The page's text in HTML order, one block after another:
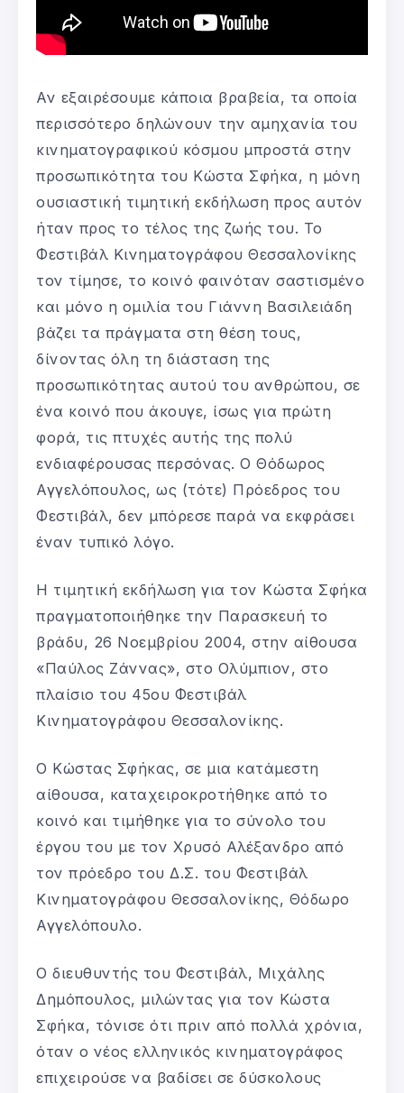
Αν εξαιρέσουμε κάποια βραβεία, τα οποία
περισσότερο δηλώνουν την αμηχανία του
κινηματογραφικού κόσμου μπροστά στην
προσωπικότητα του Κώστα Σφήκα, η μόνη
ουσιαστική τιμητική εκδήλωση προς αυτόν
ήταν προς το τέλος της ζωής του. Το
Φεστιβάλ Κινηματογράφου Θεσσαλονίκης
τον τίμησε, το κοινό φαινόταν σαστισμένο
και μόνο η ομιλία του Γιάννη Βασιλειάδη
βάζει τα πράγματα στη θέση τους,
δίνοντας όλη τη διάσταση της
προσωπικότητας αυτού του ανθρώπου, σε
ένα κοινό που άκουγε, ίσως για πρώτη
φορά, τις πτυχές αυτής της πολύ
ενδιαφέρουσας περσόνας. Ο Θόδωρος
Αγγελόπουλος, ως (τότε) Πρόεδρος του
Φεστιβάλ, δεν μπόρεσε παρά να εκφράσει
έναν τυπικό λόγο.
Η τιμητική εκδήλωση για τον Κώστα Σφήκα
πραγματοποιήθηκε την Παρασκευή το
βράδυ, 26 Νοεμβρίου 2004, στην αίθουσα
«Παύλος Ζάννας», στο Ολύμπιον, στο
πλαίσιο του 45ου Φεστιβάλ
Κινηματογράφου Θεσσαλονίκης.
Ο Κώστας Σφήκας, σε μια κατάμεστη
αίθουσα, καταχειροκροτήθηκε από το
κοινό και τιμήθηκε για το σύνολο του
έργου του με τον Χρυσό Αλέξανδρο από
τον πρόεδρο του Δ.Σ. του Φεστιβάλ
Κινηματογράφου Θεσσαλονίκης, Θόδωρο
Αγγελόπουλο.
Ο διευθυντής του Φεστιβάλ, Μιχάλης
Δημόπουλος, μιλώντας για τον Κώστα
Σφήκα, τόνισε ότι πριν από πολλά χρόνια,
όταν ο νέος ελληνικός κινηματογράφος
επιχειρούσε να βαδίσει σε δύσκολους